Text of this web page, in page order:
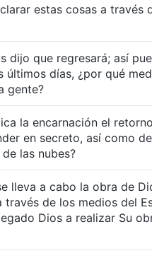
estas cosas a través
dijo que regresará; así
últimos días, ¿por qué
gente?
la encarnación el
en secreto, así como
las nubes?
lleva a cabo la obra de
través de los medios del
Dios a realizar Su